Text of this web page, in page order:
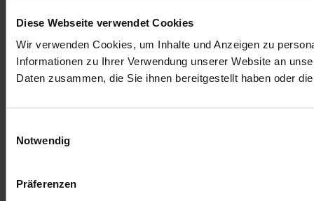
Diese Webseite verwendet Cookies
Wir verwenden Cookies, um Inhalte und Anzeigen zu
Informationen zu Ihrer Verwendung unserer Website an
Daten zusammen, die Sie ihnen bereitgestellt haben oder
Notwendig
Präferenzen